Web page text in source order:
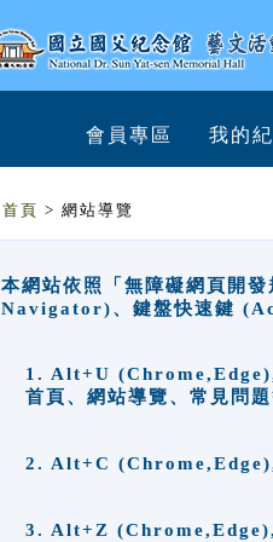
會員專區 我的
首頁 > 網站導覽
本網站依照「無障礙網頁開
Navigator)、鍵盤快速鍵
1. Alt+U
首頁、網站導覽、常見問題
2. Alt+C
3. Alt+Z